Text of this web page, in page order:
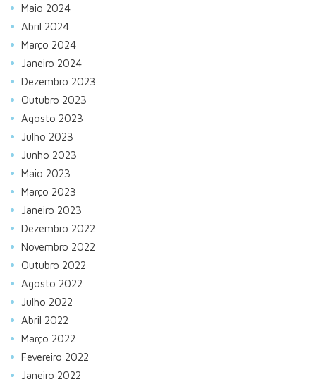
Maio 2024
Abril 2024
Março 2024
Janeiro 2024
Dezembro 2023
Outubro 2023
Agosto 2023
Julho 2023
Junho 2023
Maio 2023
Março 2023
Janeiro 2023
Dezembro 2022
Novembro 2022
Outubro 2022
Agosto 2022
Julho 2022
Abril 2022
Março 2022
Fevereiro 2022
Janeiro 2022